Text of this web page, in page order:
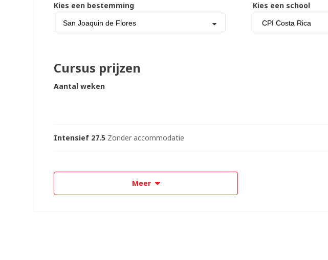
Kies een bestemming
San Joaquin de Flores
Kies een school
CPI Costa Rica
Cursus prijzen
Aantal weken
Intensief 27.5 Zonder accommodatie
Meer